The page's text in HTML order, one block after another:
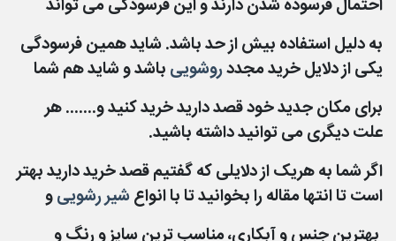
احتمال فرسوده شدن دارند و این فرسودگی می تواند
به دلیل استفاده بیش ازحد باشد. شاید همین فرسودگی
یکی از دلایل خرید مجددروشویی باشد و شاید هم شما
برای مکان جدید خود قصد دارید خرید کنیدو....... هر
علت دیگری می توانید داشته باشید.
اگر شما به هریک از دلایلی که گفتیم قصد خرید دارید بهتر
است تا انتها مقاله را بخوانید تا با انواعشیر رشوییو
بهترین جنس و آبکاری، مناسب‌ ترین سایز و رنگ و